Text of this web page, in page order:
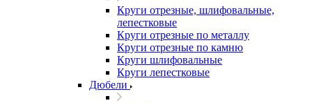
Круги отрезные, шлифовальные,
лепестковые
Круги отрезные по металлу
Круги отрезные по камню
Круги шлифовальные
Круги лепестковые
Дюбели